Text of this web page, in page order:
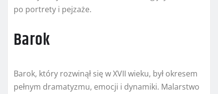
po portrety i pejzaże.
Barok
Barok, który rozwinął się w XVII wieku, był okresem
pełnym dramatyzmu, emocji i dynamiki. Malarstwo